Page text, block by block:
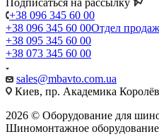
+38 096 345 60 00
+38 096 345 60 00Отдел продаж
+38 095 345 60 00
+38 073 345 60 00
sales@mbavto.com.ua
Киев, пр. Академика
2026 © Оборудование для
Шиномонтажное